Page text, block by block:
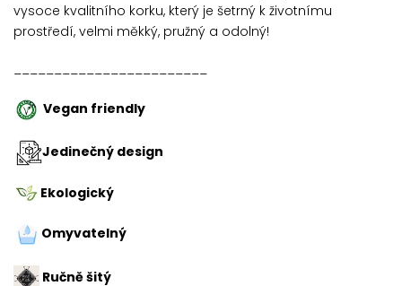
vysoce kvalitního korku, který je šetrný k životnímu
prostředí, velmi měkký, pružný a odolný!
Vegan friendly
Jedinečný design
Ekologický
Omyvatelný
Ručně šitý